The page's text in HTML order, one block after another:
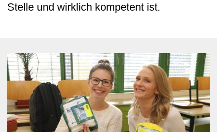
Stelle und wirklich kompetent ist.